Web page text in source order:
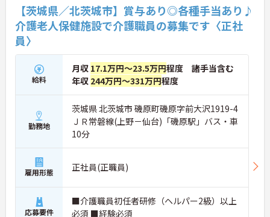
【茨城県／北茨城市】賞与あり◎各種手当あり♪
介護老人保健施設で介護職員の募集です〈正社
員〉
給料
月収 17.1万円～23.5万円程度 諸手当含む
年収 244万円～331万円程度
勤務地
茨城県 北茨城市 磯原町磯原字前大沢1919-4
ＪＲ常磐線(上野－仙台)「磯原駅」バス・車
10分
雇用形態 正社員(正職員)
応募要件
■介護職員初任者研修（ヘルパー2級）以上
必須 ■経験必須